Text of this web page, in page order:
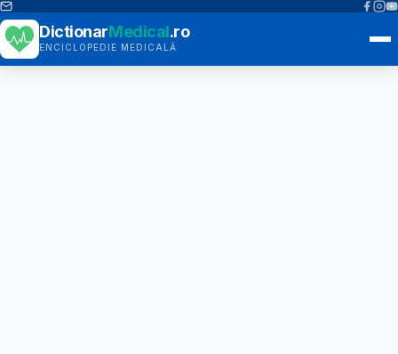
DictionarMedical.ro
ENCICLOPEDIE MEDICALĂ